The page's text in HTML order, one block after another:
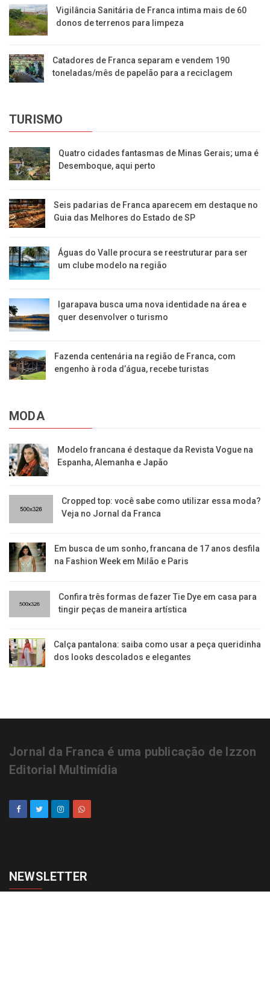
Vigilância Sanitária de Franca intima mais de 60
donos de terrenos para limpeza
Catadores de Franca separam e vendem 190
toneladas/mês de papelão para a reciclagem
TURISMO
Quatro cidades fantasmas de Minas Gerais; uma é
Desemboque, aqui perto
Seis padarias de Franca aparecem em destaque no
Guia das Melhores do Estado de SP
​Águas do Valle procura se reestruturar para ser
um clube modelo na região
​Igarapava busca uma nova identidade na área e
quer desenvolver o turismo
Fazenda centenária na região de Franca, com
engenho à roda d’água, recebe turistas
MODA
Modelo francana é destaque da Revista Vogue na
Espanha, Alemanha e Japão
Cropped top: você sabe como utilizar essa moda?
Veja no Jornal da Franca
Em busca de um sonho, francana de 17 anos desfila
na Fashion Week em Milão e Paris
Confira três formas de fazer Tie Dye em casa para
tingir peças de maneira artística
Calça pantalona: saiba como usar a peça queridinha
dos looks descolados e elegantes
Jornal da Franca é uma publicação de Izzon
Editorial Multimídia
NEWSLETTER